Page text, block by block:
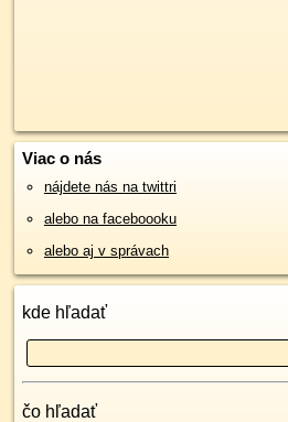
Viac o nás
nájdete nás na twittri
alebo na faceboooku
alebo aj v správach
kde hľadať
čo hľadať